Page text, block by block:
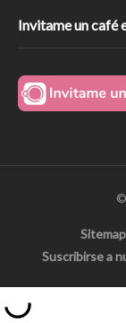
Invitame un café
Sitemap
Suscribirse a